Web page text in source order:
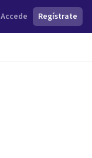
Accede Regístrate